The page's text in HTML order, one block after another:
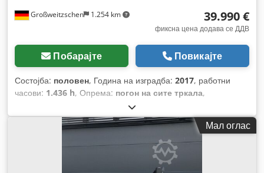
Großweitzschen 1.254 km 39.990 €
фиксна цена додава се ДДВ
Побарајте Повикајте
Состојба: половен, Година на изградба: 2017, работни
часови: 1.436 h, Опрема: погон на сите тркала,
Мал оглас